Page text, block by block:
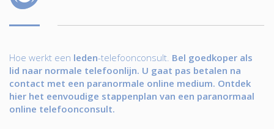
Hoe werkt een leden-telefoonconsult. Bel goedkoper als
lid naar normale telefoonlijn. U gaat pas betalen na
contact met een paranormale online medium. Ontdek
hier het eenvoudige stappenplan van een paranormaal
online telefoonconsult.